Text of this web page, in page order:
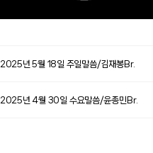
2025년 5월 18일 주일말씀/김재봉Br.
2025년 4월 30일 수요말씀/윤종민Br.